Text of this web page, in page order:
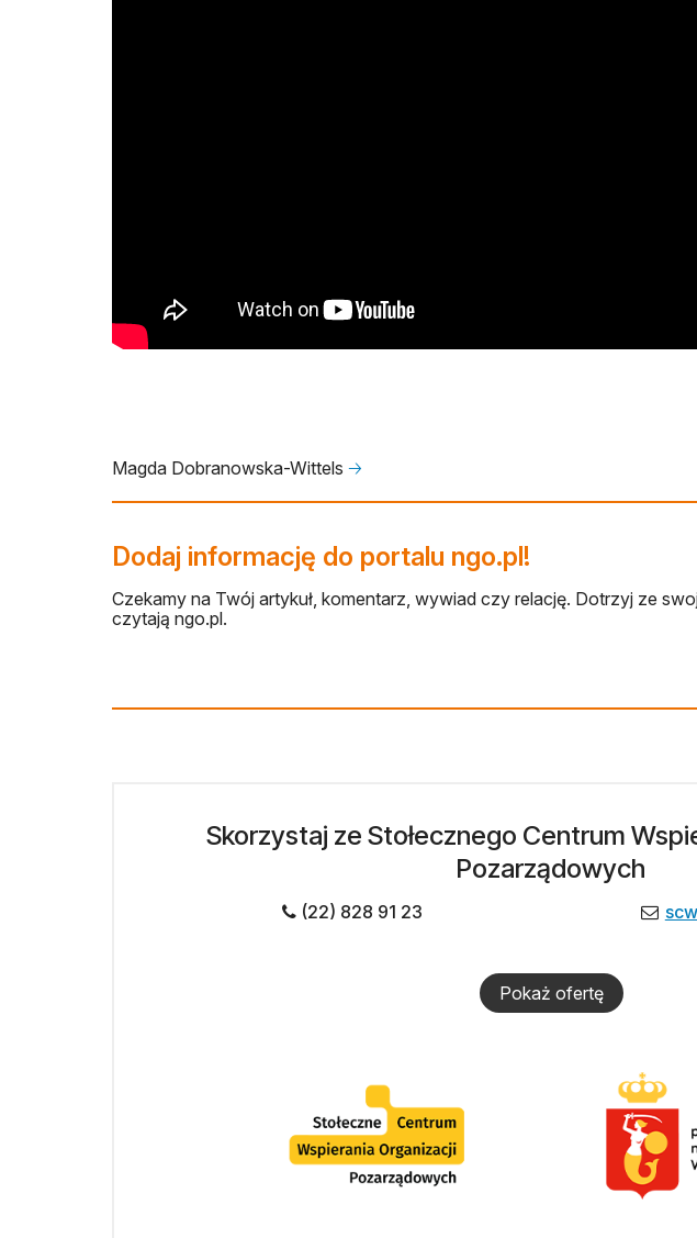
Magda Dobranowska-Wittels 🡢
Dodaj informację do portalu ngo.pl!
Czekamy na Twój artykuł, komentarz, wywiad czy relację. Dotrzyj ze
czytają ngo.pl.
Skorzystaj ze Stołecznego Centrum
Pozarządowych
(22) 828 91 23
Pokaż ofertę